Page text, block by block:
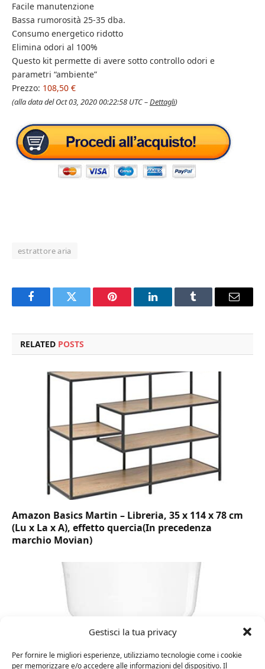
Gestisci la tua privacy
Per fornire le migliori esperienze, utilizziamo tecnologie come i cookie
per memorizzare e/o accedere alle informazioni del dispositivo. Il
Facile manutenzione
Bassa rumorosità 25-35 dba.
Consumo energetico ridotto
Elimina odori al 100%
Questo kit permette di avere sotto controllo odori e
parametri “ambiente”
Prezzo: 108,50 €
(alla data del Oct 03, 2020 00:22:58 UTC –Dettagli)
estrattore aria
FacebookTwitter Pinterest LinkedInTumblr Email
RELATED POSTS
Amazon Basics Martin – Libreria, 35 x 114 x 78 cm
(Lu x La x A), effetto quercia(In precedenza
marchio Movian)